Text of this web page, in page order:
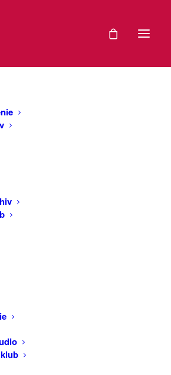
+
+ Romy
rocková novinka slovenskej
v Trenčíne spojený s
albumu.
DÁTUM
O